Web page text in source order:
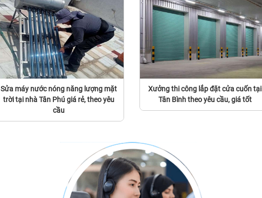
Sửa máy nước nóng năng lượng mặt
trời tại nhà Tân Phú giá rẻ, theo yêu
cầu
Xưởng thi công lắp đặt cửa cuốn tại
Tân Bình theo yêu cầu, giá tốt